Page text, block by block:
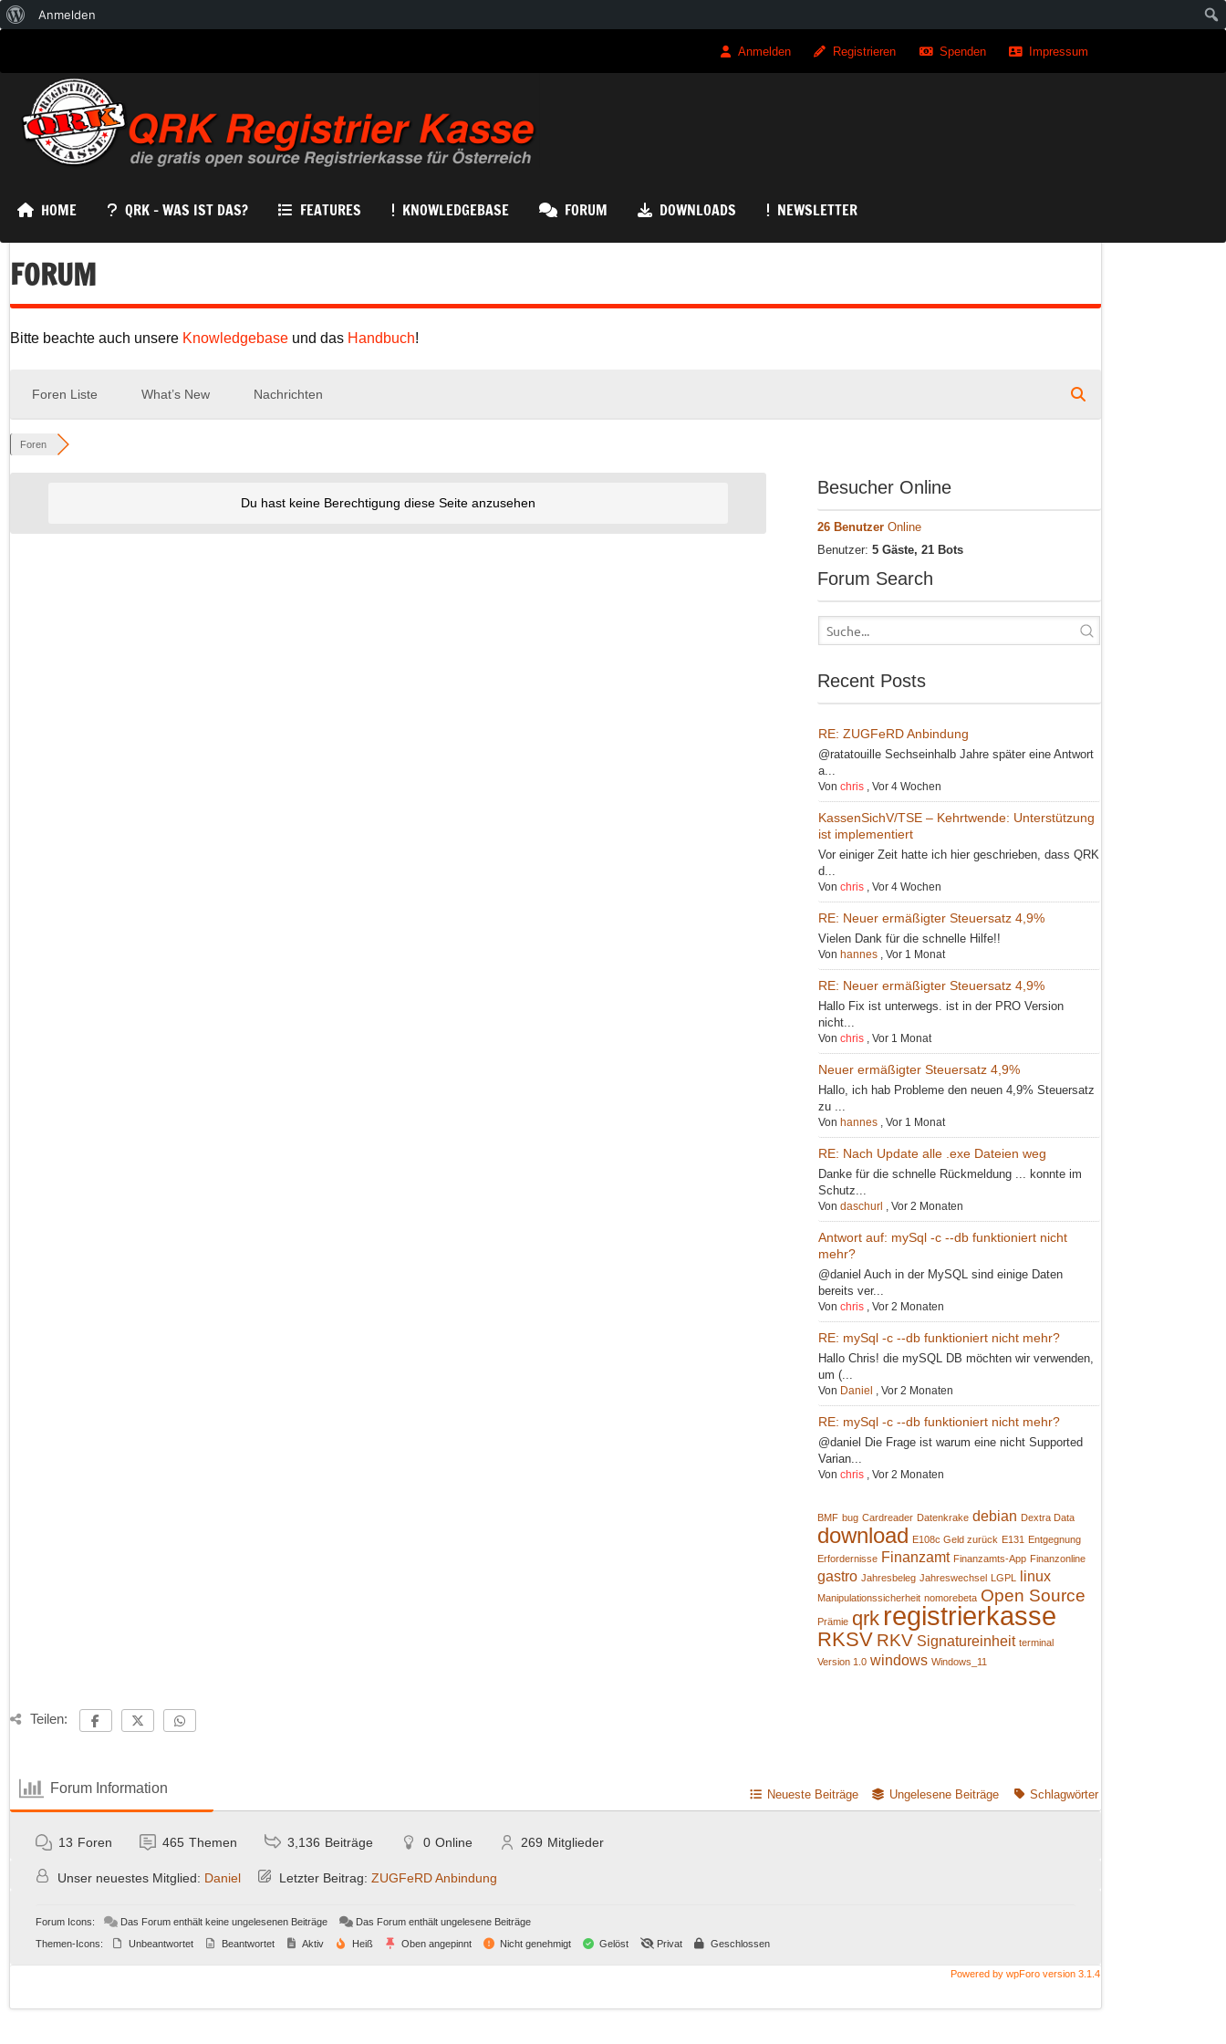
Anmelden Registrieren Spenden Impressum
QRK Registrierkasse
HOME QRK – WAS IST DAS? FEATURES KNOWLEDGEBASE FORUM DOWNLOADS NEWSLETTER
FORUM
Bitte beachte auch unsere Knowledgebase und das Handbuch!
Foren Liste What’s New Nachrichten
Foren
Du hast keine Berechtigung diese Seite anzusehen
Besucher Online
26 Benutzer Online
Benutzer:5 Gäste, 21 Bots
Forum Search
Recent Posts
RE: ZUGFeRD Anbindung
@ratatouille Sechseinhalb Jahre später eine Antwort
a...
Vonchris ,Vor 4 Wochen
KassenSichV/TSE – Kehrtwende: Unterstützung
ist implementiert
Vor einiger Zeit hatte ich hier geschrieben, dass QRK
d...
Vonchris ,Vor 4 Wochen
RE: Neuer ermäßigter Steuersatz 4,9%
Vielen Dank für die schnelle Hilfe!!
Von hannes ,Vor 1 Monat
RE: Neuer ermäßigter Steuersatz 4,9%
Hallo Fix ist unterwegs. ist in der PRO Version
nicht...
Vonchris ,Vor 1 Monat
Neuer ermäßigter Steuersatz 4,9%
Hallo, ich hab Probleme den neuen 4,9% Steuersatz
zu ...
Von hannes ,Vor 1 Monat
RE: Nach Update alle .exe Dateien weg
Danke für die schnelle Rückmeldung ... konnte im
Schutz...
Vondaschurl ,Vor 2 Monaten
Antwort auf: mySql -c --db funktioniert nicht
mehr?
@daniel Auch in der MySQL sind einige Daten
bereits ver...
Vonchris ,Vor 2 Monaten
RE: mySql -c --db funktioniert nicht mehr?
Hallo Chris! die mySQL DB möchten wir verwenden,
um (...
Von Daniel ,Vor 2 Monaten
RE: mySql -c --db funktioniert nicht mehr?
@daniel Die Frage ist warum eine nicht Supported
Varian...
Vonchris ,Vor 2 Monaten
BMF bug Cardreader Datenkrake debian Dextra Data
download E108c Geld zurück E131 Entgegnung
Erfordernisse Finanzamt Finanzamts-App Finanzonline
gastro Jahresbeleg Jahreswechsel LGPL linux
Manipulationssicherheit nomorebeta Open Source
Prämie qrk registrierkasse
RKSV RKV Signatureinheit terminal
Version 1.0 windows Windows_11
Teilen:
Forum Information Neueste Beiträge Ungelesene Beiträge Schlagwörter
13 Foren 465 Themen 3,136 Beiträge 0 Online 269 Mitglieder
Unser neuestes Mitglied: Daniel Letzter Beitrag: ZUGFeRD Anbindung
Forum Icons: Das Forum enthält keine ungelesenen Beiträge
Das Forum enthält ungelesene Beiträge
Themen-Icons:
Unbeantwortet Beantwortet Aktiv Heiß Oben angepinnt Nicht genehmigt Gelöst Privat Geschlossen
Powered by wpForo version 3.1.4
Über
Anmelden